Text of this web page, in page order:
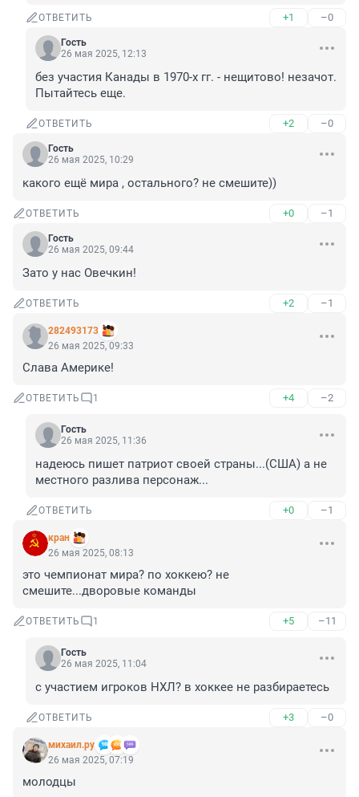
ОТВЕТИТЬ +1 –0
Гость
26 мая 2025, 12:13
без участия Канады в 1970-х гг. - нещитово! незачот.
Пытайтесь еще.
ОТВЕТИТЬ +2 –0
Гость
26 мая 2025, 10:29
какого ещё мира , остального? не смешите))
ОТВЕТИТЬ +0 –1
Гость
26 мая 2025, 09:44
Зато у нас Овечкин!
ОТВЕТИТЬ +2 –1
282493173
26 мая 2025, 09:33
Слава Америке!
ОТВЕТИТЬ 1 +4 –2
Гость
26 мая 2025, 11:36
надеюсь пишет патриот своей страны...(США) а не
местного разлива персонаж...
ОТВЕТИТЬ +0 –1
кран
26 мая 2025, 08:13
это чемпионат мира? по хоккею? не
смешите...дворовые команды
ОТВЕТИТЬ 1 +5 –11
Гость
26 мая 2025, 11:04
с участием игроков НХЛ? в хоккее не разбираетесь
ОТВЕТИТЬ +3 –0
михаил.ру
26 мая 2025, 07:19
молодцы